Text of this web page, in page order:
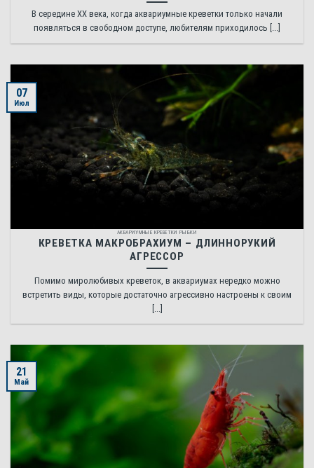
В середине XX века, когда аквариумные креветки только начали
появляться в свободном доступе, любителям приходилось [...]
АКВАРИУМНЫЕ КРЕВЕТКИ РЫБКИ
КРЕВЕТКА МАКРОБРАХИУМ – ДЛИННОРУКИЙ
АГРЕССОР
Помимо миролюбивых креветок, в аквариумах нередко можно
встретить виды, которые достаточно агрессивно настроены к своим
[...]
07
Июл
21
Май